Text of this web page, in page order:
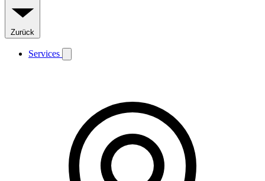
Zurück
Services